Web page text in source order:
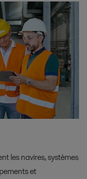
les navires, systèmes
et